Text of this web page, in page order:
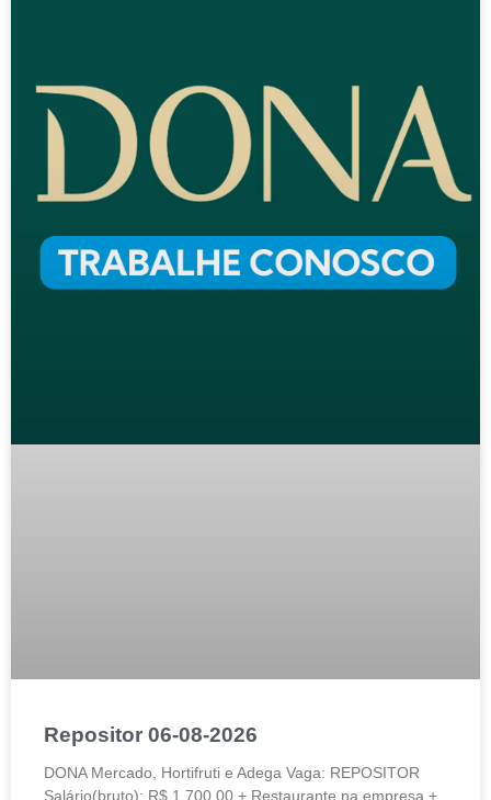
Repositor 06-08-2026
DONA Mercado, Hortifruti e Adega Vaga: REPOSITOR
Salário(bruto): R$ 1.700,00 + Restaurante na empresa +